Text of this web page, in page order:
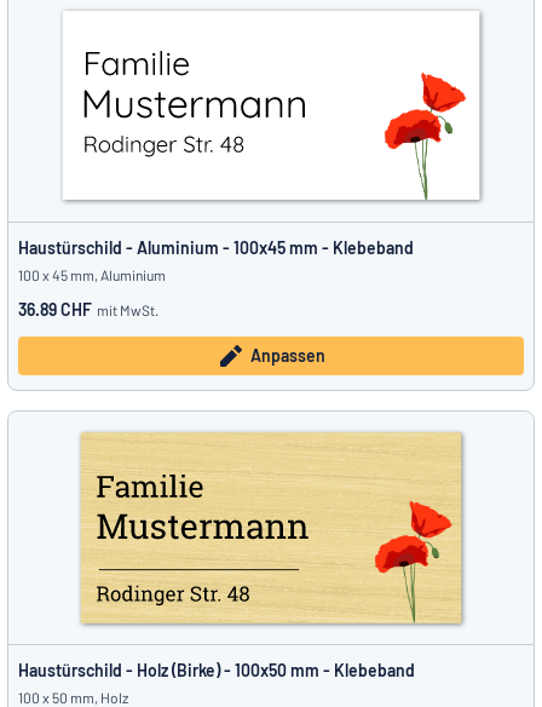
Haustürschild - Aluminium - 100x45 mm - Klebeband
100 x 45 mm, Aluminium
36.89 CHF mit MwSt.
Anpassen
Haustürschild - Holz (Birke) - 100x50 mm - Klebeband
100 x 50 mm, Holz